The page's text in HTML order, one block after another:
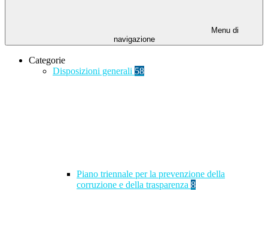
Menu di
navigazione
Categorie
Disposizioni generali 58
Piano triennale per la prevenzione della
corruzione e della trasparenza 8